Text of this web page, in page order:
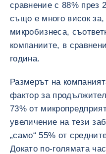
сравнение с 88% през
също е много висок
микробизнеса,
компаниите, в
година.
Размерът на
фактор за
73% от
увеличение на тези
„само“ 55% от
Докато по-голямата